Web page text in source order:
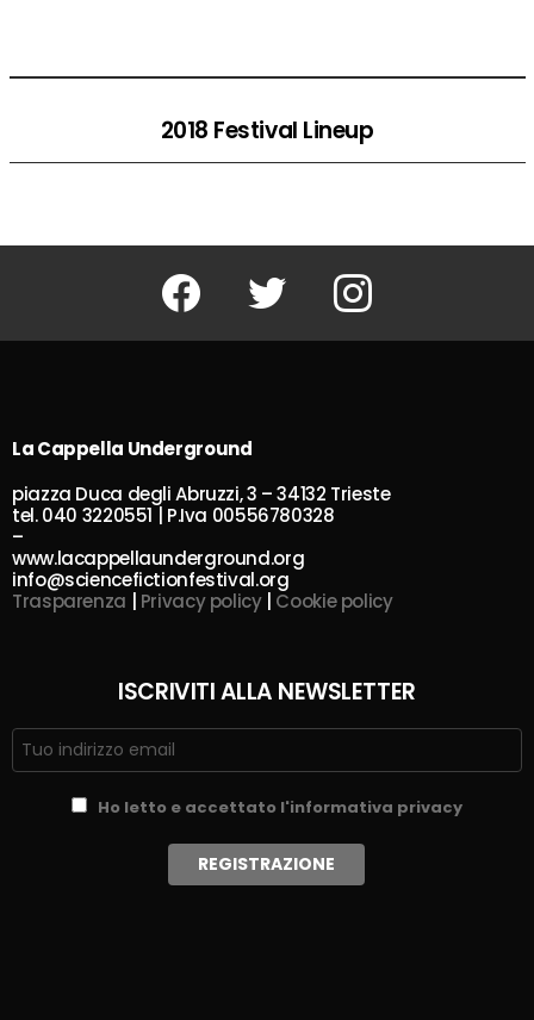
2018 Festival Lineup
Facebook Twitter Instagram
La Cappella Underground
piazza Duca degli Abruzzi, 3 – 34132 Trieste
tel. 040 3220551 | P.Iva 00556780328
–
www.lacappellaunderground.org
info@sciencefictionfestival.org
Trasparenza
Privacy policy| Cookie policy
ISCRIVITI ALLA NEWSLETTER
Ho letto e accettato l'informativa privacy